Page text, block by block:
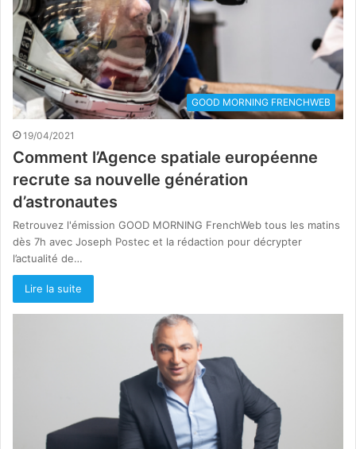
GOOD MORNING FRENCHWEB
19/04/2021
Comment l’Agence spatiale européenne
recrute sa nouvelle génération
d’astronautes
Retrouvez l'émission GOOD MORNING FrenchWeb tous les matins
dès 7h avec Joseph Postec et la rédaction pour décrypter
l’actualité de…
Lire la suite